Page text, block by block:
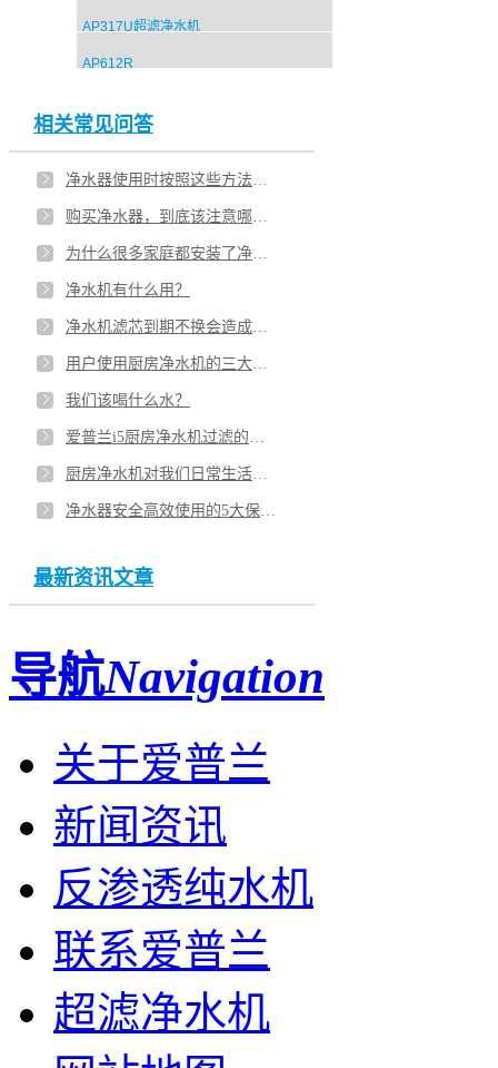
AP317U超滤净水机
AP612R
相关常见问答
净水机有什么用？
我们该喝什么水？
最新资讯文章
导航Navigation
关于爱普兰
新闻资讯
反渗透纯水机
联系爱普兰
超滤净水机